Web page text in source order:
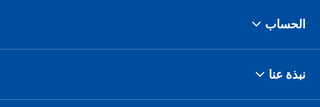
الحساب
نبذة عنا